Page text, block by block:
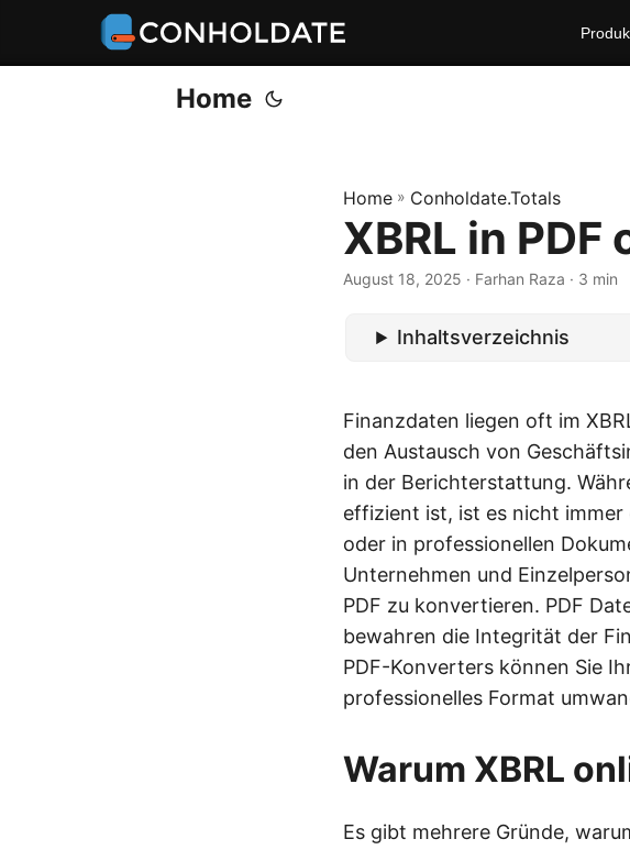
Home
Home » Conholdate.Totals
XBRL in
August 18, 2025 ‎ · Farhan Raza · 3 min
Inhaltsverzeichnis
Finanzdaten liegen oft im
den Austausch von
in der Berichterstattung.
effizient ist, ist es nicht immer
oder in professionellen
Unternehmen und
PDF zu konvertieren. PDF
bewahren die Integrität der
PDF-Konverters können Sie
professionelles Format
Warum XBRL
Es gibt mehrere Gründe,